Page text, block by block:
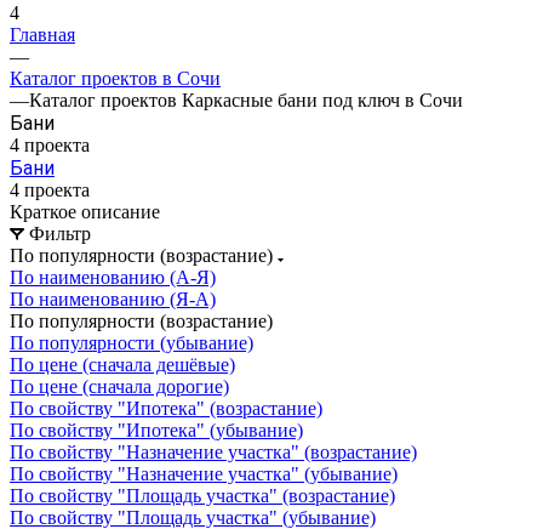
4
Главная
—
Каталог проектов в Сочи
—Каталог проектов Каркасные бани под ключ в Сочи
Бани
4 проекта
Бани
4 проекта
Краткое описание
Фильтр
По популярности (возрастание)
По наименованию (А-Я)
По наименованию (Я-А)
По популярности (возрастание)
По популярности (убывание)
По цене (сначала дешёвые)
По цене (сначала дорогие)
По свойству "Ипотека" (возрастание)
По свойству "Ипотека" (убывание)
По свойству "Назначение участка" (возрастание)
По свойству "Назначение участка" (убывание)
По свойству "Площадь участка" (возрастание)
По свойству "Площадь участка" (убывание)